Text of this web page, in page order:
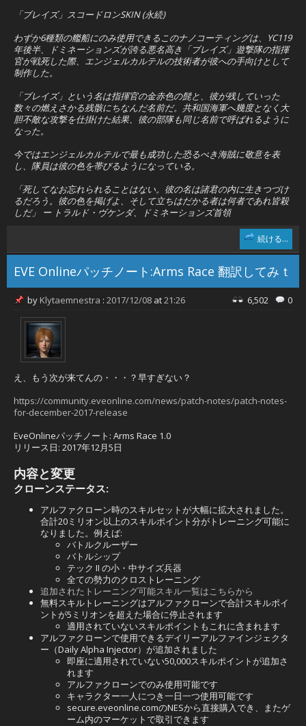
「ブレイズ」スコードロンSKIN (永続)
わずか6種類の艦船にのみ使用できるこのナノコーティングは、YC119
年後半、ドミネーションズが誇る悪名高き「ブレイズ」遊撃隊の指揮
官が戦死した際、 エンジェルカルテルの技術者が彼への手向けとして
制作した。
「ブレイズ」という名は指揮官の金赤色の髭と、彼が残していった
数々の燃えさかる残骸にちなんだ名前だ。共和国海軍へ幾度となく大
胆不敵な攻撃を仕掛けた結果、彼の部隊も同じ名前で呼ばれるように
なった。
今ではエンジェルカルテルで最も成功した恐るべき海賊に敬意を表
し、隊員は彼の色を帯びるようになっている。
「死してなお忘れられることはない。彼の名は諸君の内に生きつづけ
るだろう。彼の色を掲げよ、そして立ちはだかる者は何者であれ皆殺
しだ」 ー トラルド・ヴケンダ、ドミネーションズ首領
続ける...
EVE Onlineパッチノート:Arms Race 翻訳してみｔ
0
6,502
by Klytaemnestra : 2017/12/08 at21:26
え、もう次が来てんの・・・？早すぎない？
https://community.eveonline.com/news/patch-notes/patch-notes-
for-december-2017-release
EveOnlineパッチノート: Arms Race 1.0
リリース日: 2017年12月5日
内容と変更
クローンステータス:
アルファクローン時のスキルセットが大幅に拡大されました。
合計20ミリオン以上のスキルポイント分がトレーニング可能に
なりました。例えば:
バトルクルーザー
バトルシップ
テック II の小・中サイズ兵器
全ての勢力のクロストレーニング
追加されたトレーニング可能スキル一覧はこちらから
無料スキルトレーニングはアルファクローンで合計スキルポイ
ントが5ミリオンを超えた場合に停止されます
適用されていないスキルポイントもこれに含まれます
アルファクローンで使用できるデイリーアルファインジェクタ
ー（Daily Alpha Injector）が追加されました
即座に適用されていない50,000スキルポイントが追加さ
れます
アルファクローンでのみ使用可能です
キャラクター一人につき一日一つ使用可能です
secure.eveonline.comのNESから直接購入でき、またゲ
ーム内のマーケットで取引できます